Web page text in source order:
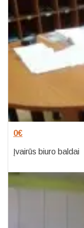
0€
Įvairūs biuro baldai